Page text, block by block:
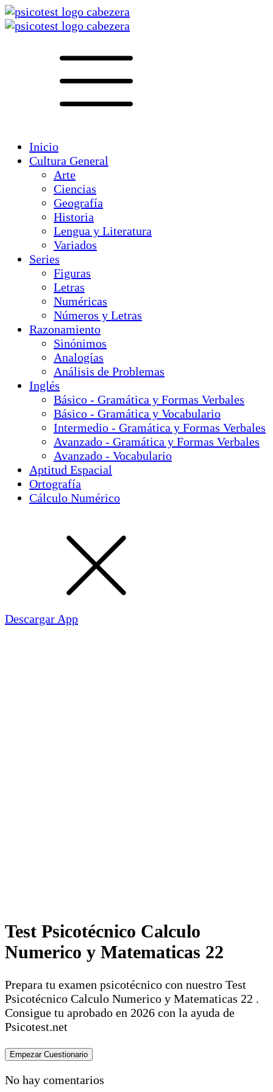
Inicio
Cultura General
Arte
Ciencias
Geografía
Historia
Lengua y Literatura
Variados
Series
Figuras
Letras
Numéricas
Números y Letras
Razonamiento
Sinónimos
Analogías
Análisis de Problemas
Inglés
Básico - Gramática y Formas Verbales
Básico - Gramática y Vocabulario
Intermedio - Gramática y Formas Verbales
Avanzado - Gramática y Formas Verbales
Avanzado - Vocabulario
Aptitud Espacial
Ortografía
Cálculo Numérico
Descargar App
Test Psicotécnico Calculo
Numerico y Matematicas 22
Prepara tu examen psicotécnico con nuestro Test
Psicotécnico Calculo Numerico y Matematicas 22 .
Consigue tu aprobado en 2026 con la ayuda de
Psicotest.net
No hay comentarios